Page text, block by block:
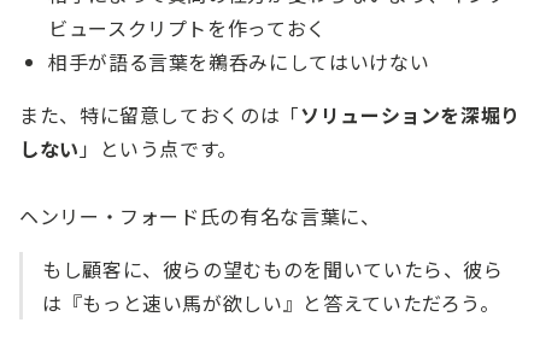
ビュースクリプトを作っておく
相手が語る言葉を鵜呑みにしてはいけない
また、特に留意しておくのは「ソリューションを深堀り
しない 」という点です。
ヘンリー・フォード氏の有名な言葉に、
もし顧客に、彼らの望むものを聞いていたら、彼ら
は『もっと速い馬が欲しい』と答えていただろう。